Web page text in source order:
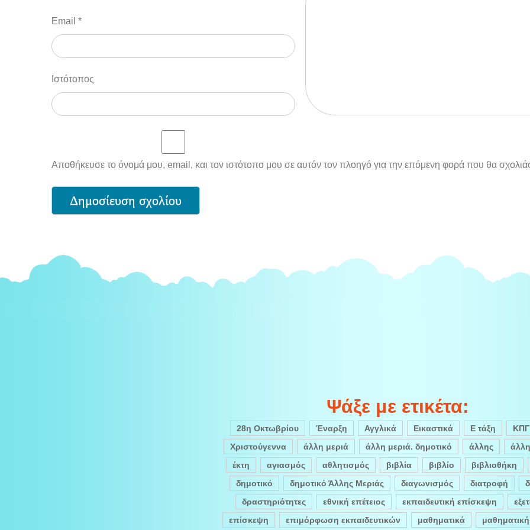
Email *
Ιστότοπος
Αποθήκευσε το όνομά μου, email, και τον ιστότοπο μου σε αυτόν τον πλοηγό για την επόμενη φορά που θα
Ψάξε με ετικέτα:
28η Οκτωβρίου Έναρξη Αγγλικά Εικαστικά Ε τάξη
ΚΠΓ
Χριστούγεννα
άλλη μεριά άλλη μεριά. δημοτικό άλλης
έκτη
αγιασμός αθλητισμός βιβλία βιβλίο
βιβλιοθήκη
δημοτικό
δημοτικό Άλλης Μεριάς διαγωνισμός διατροφή
δραστηριότητες
εθνική επέτειος εκπαιδευτική επίσκεψη
επίσκεψη
επιμόρφωση εκπαιδευτικών μαθηματικά μαθηματική